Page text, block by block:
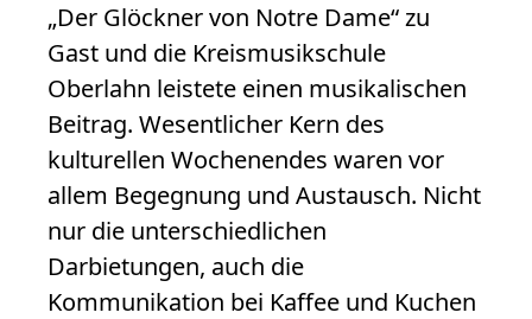
„Der Glöckner von Notre Dame“ zu
Gast und die Kreismusikschule
Oberlahn leistete einen musikalischen
Beitrag. Wesentlicher Kern des
kulturellen Wochenendes waren vor
allem Begegnung und Austausch. Nicht
nur die unterschiedlichen
Darbietungen, auch die
Kommunikation bei Kaffee und Kuchen